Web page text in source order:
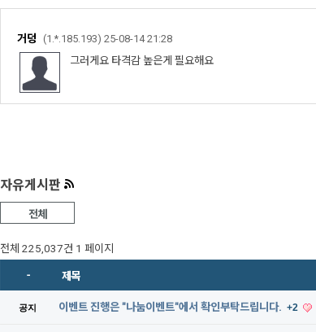
거덩 (1.*.185.193) 25-08-14 21:28
그러게요 타격감 높은게 필요해요
자유게시판
전체
전체 225,037건 1 페이지
- 제목
공지 이벤트 진행은 "나눔이벤트"에서 확인부탁드립니다. +2